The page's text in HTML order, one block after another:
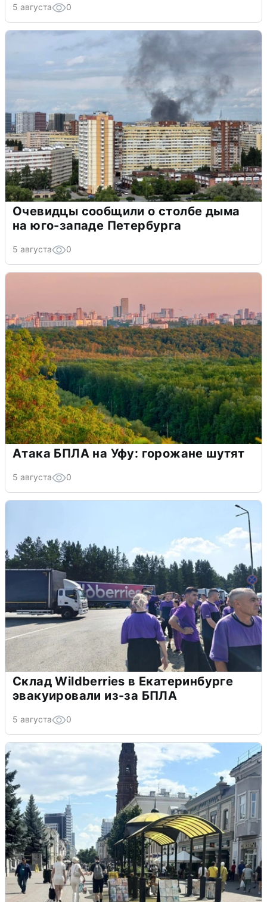
5 августа 0
Очевидцы сообщили о столбе дыма
на юго-западе Петербурга
5 августа 0
Атака БПЛА на Уфу: горожане шутят
5 августа 0
Склад Wildberries в Екатеринбурге
эвакуировали из-за БПЛА
5 августа 0